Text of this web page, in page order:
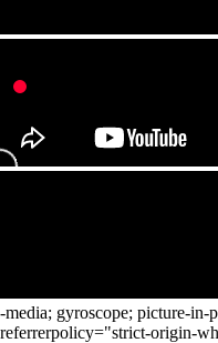
-media; gyroscope; picture-in-
referrerpolicy="strict-origin-